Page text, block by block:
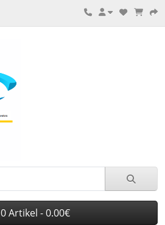
0 Artikel - 0.00€